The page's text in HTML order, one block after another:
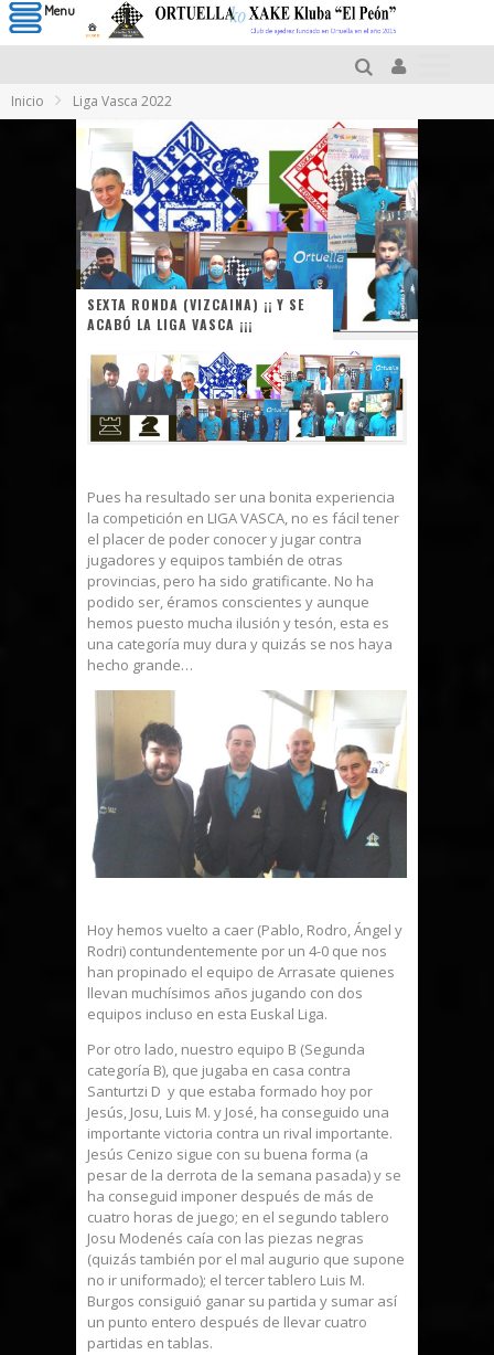
Inicio Liga Vasca 2022
SEXTA RONDA (VIZCAINA) ¡¡ Y SE
ACABÓ LA LIGA VASCA ¡¡¡
Pues ha resultado ser una bonita experiencia
la competición en LIGA VASCA, no es fácil tener
el placer de poder conocer y jugar contra
jugadores y equipos también de otras
provincias, pero ha sido gratificante. No ha
podido ser, éramos conscientes y aunque
hemos puesto mucha ilusión y tesón, esta es
una categoría muy dura y quizás se nos haya
hecho grande…
Hoy hemos vuelto a caer (Pablo, Rodro, Ángel y
Rodri) contundentemente por un 4-0 que nos
han propinado el equipo de Arrasate quienes
llevan muchísimos años jugando con dos
equipos incluso en esta Euskal Liga.
Por otro lado, nuestro equipo B (Segunda
categoría B), que jugaba en casa contra
Santurtzi D y que estaba formado hoy por
Jesús, Josu, Luis M. y José, ha conseguido una
importante victoria contra un rival importante.
Jesús Cenizo sigue con su buena forma (a
pesar de la derrota de la semana pasada) y se
ha conseguid imponer después de más de
cuatro horas de juego; en el segundo tablero
Josu Modenés caía con las piezas negras
(quizás también por el mal augurio que supone
no ir uniformado); el tercer tablero Luis M.
Burgos consiguió ganar su partida y sumar así
un punto entero después de llevar cuatro
partidas en tablas.
Menu